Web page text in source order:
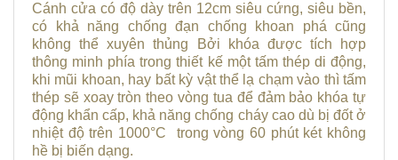
Cánh cửa có độ dày trên 12cm siêu cứng, siêu bền,
có khả năng chống đạn chống khoan phá cũng
không thể xuyên thủng Bởi khóa được tích hợp
thông minh phía trong thiết kế một tấm thép di động,
khi mũi khoan, hay bất kỳ vật thể lạ chạm vào thì tấm
thép sẽ xoay tròn theo vòng tua để đảm bảo khóa tự
động khẩn cấp, khả năng chống cháy cao dù bị đốt ở
nhiệt độ trên 1000°C trong vòng 60 phút két không
hề bị biến dạng.